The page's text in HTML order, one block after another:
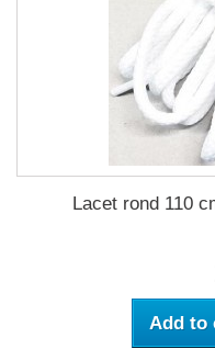
Lacet rond 110
Add to